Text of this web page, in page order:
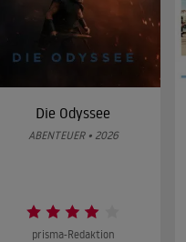
Die Odyssee
ABENTEUER • 2026
prisma-Redaktion